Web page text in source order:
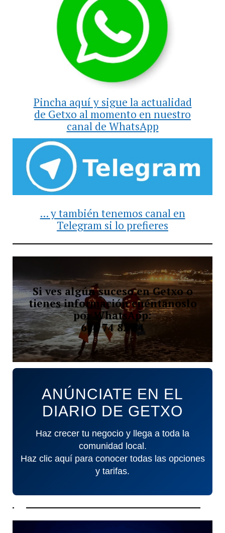
Pincha aquí y sigue la actualidad
de Getxo al momento en nuestro
canal de WhatsApp
... y también tenemos canal en
Telegram si lo prefieres
Si ves algún suceso en Getxo o
tienes información cuéntanoslo
por WhatsApp:
644 74 82 84
ANÚNCIATE EN EL
DIARIO DE GETXO
Haz crecer tu negocio y llega a toda la
comunidad local.
Haz clic aquí para conocer todas las opciones
y tarifas.